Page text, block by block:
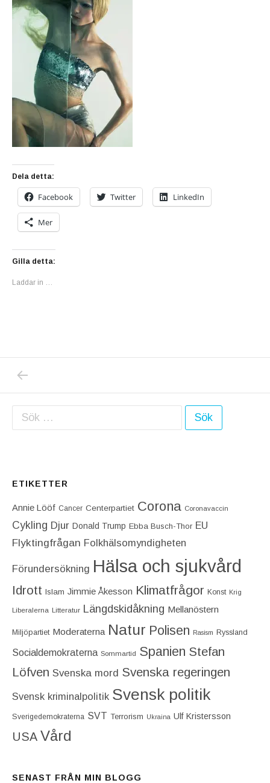
Dela detta:
Facebook Twitter LinkedIn
Mer
Gilla detta:
Laddar in …
Inläggsnavigering
Sök efter:
ETIKETTER
Annie Lööf Cancer Centerpartiet‎ Corona Coronavaccin
Cykling Djur Donald Trump Ebba Busch-Thor EU
Flyktingfrågan Folkhälsomyndigheten
Förundersökning Hälsa och sjukvård
Idrott Islam Jimmie Åkesson Klimatfrågor Konst Krig
Liberalerna Litteratur Längdskidåkning Mellanöstern
Miljöpartiet Moderaterna Natur Polisen Rasism Ryssland
Socialdemokraterna Sommartid Spanien Stefan
Löfven Svenska mord Svenska regeringen
Svensk kriminalpolitik Svensk politik
Sverigedemokraterna SVT Terrorism Ukraina Ulf Kristersson
USA Vård
SENAST FRÅN MIN BLOGG